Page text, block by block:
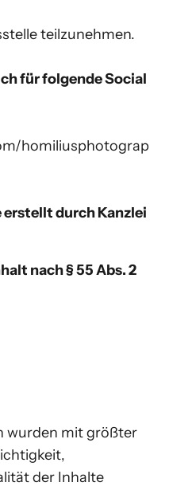
teilzunehmen.
für folgende Social
homiliusphotograp
erstellt durch Kanzlei
nach § 55 Abs. 2
wurden mit größter
der Inhalte